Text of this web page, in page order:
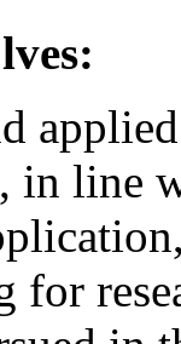
in line
for